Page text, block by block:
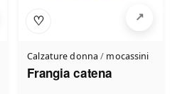
♡
Calzature donna / mocassini
Frangia catena